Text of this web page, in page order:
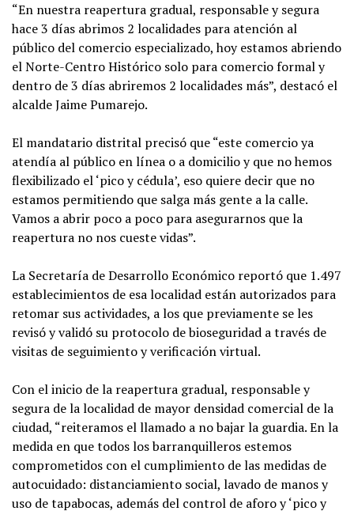
“En nuestra reapertura gradual, responsable y segura
hace 3 días abrimos 2 localidades para atención al
público del comercio especializado, hoy estamos abriendo
el Norte-Centro Histórico solo para comercio formal y
dentro de 3 días abriremos 2 localidades más”, destacó el
alcalde Jaime Pumarejo.
El mandatario distrital precisó que “este comercio ya
atendía al público en línea o a domicilio y que no hemos
flexibilizado el ‘pico y cédula’, eso quiere decir que no
estamos permitiendo que salga más gente a la calle.
Vamos a abrir poco a poco para asegurarnos que la
reapertura no nos cueste vidas”.
La Secretaría de Desarrollo Económico reportó que 1.497
establecimientos de esa localidad están autorizados para
retomar sus actividades, a los que previamente se les
revisó y validó su protocolo de bioseguridad a través de
visitas de seguimiento y verificación virtual.
Con el inicio de la reapertura gradual, responsable y
segura de la localidad de mayor densidad comercial de la
ciudad, “reiteramos el llamado a no bajar la guardia. En la
medida en que todos los barranquilleros estemos
comprometidos con el cumplimiento de las medidas de
autocuidado: distanciamiento social, lavado de manos y
uso de tapabocas, además del control de aforo y ‘pico y